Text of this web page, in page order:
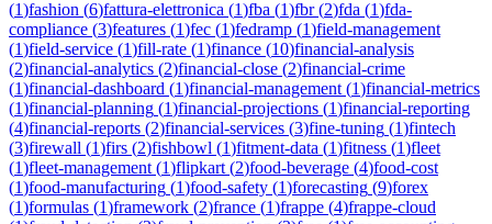
(1)fashion (6)fattura-elettronica (1)fba (1)fbr(2)fda (1)fda-
compliance (3)features (1)fec (1)fedramp (1)field-management
(1)field-service (1)fill-rate (1)finance (10)financial-analysis
(2)financial-analytics (2)financial-close (2)financial-crime
(1)financial-dashboard (1)financial-management (1)financial-metrics
(1)financial-planning (1)financial-projections (1)financial-reporting
(4)financial-reports (2)financial-services (3)fine-tuning (1)fintech
(3)firewall (1)firs (2)fishbowl (1)fitment-data (1)fitness (1)fleet
(1)fleet-management (1)flipkart (2)food-beverage (4)food-cost
(1)food-manufacturing (1)food-safety (1)forecasting (9)forex
(1)formulas (1)framework (2)france (1)frappe (4)frappe-cloud